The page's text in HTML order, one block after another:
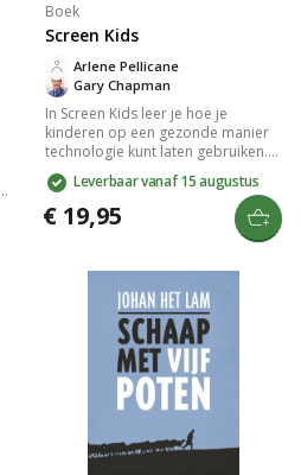
Boek
Screen Kids
Gary Chapman
Arlene Pellicane
In Screen Kids leer je hoe je
kinderen op een gezonde manier
technologie kunt laten gebruiken.
Het boek biedt inzichten en
verhalen om
schermafhankelijkheid in huis te
verminderen en belicht vijf
essentiële sociale vaardigheden
zelfbeheersing, sorry zeggen en
aandacht hebben.
Leverbaar vanaf 15 augustus
€ 19,95